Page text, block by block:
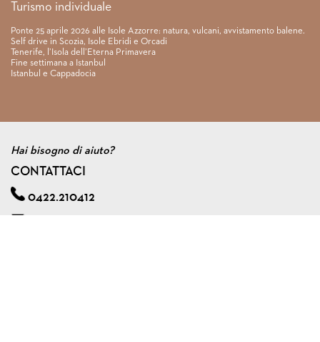
Turismo individuale
Ponte 25 aprile 2026 alle Isole Azzorre: natura, vulcani, avvistamento balene.
Self drive in Scozia, Isole Ebridi e Orcadi
Tenerife, l’Isola dell’Eterna Primavera
Fine settimana a Istanbul
Istanbul e Cappadocia
Hai bisogno di aiuto?
CONTATTACI
0422.210412